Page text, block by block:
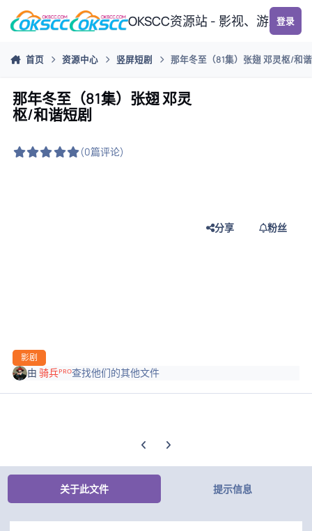
跳转到帖子
OKSCC资源站 - 影视、游戏、
登录
首页 资源中心 竖屏短剧 那年冬至（81集）张翅 邓灵枢/和
那年冬至（81集）张翅 邓灵
枢/和谐短剧
(0篇评论)
影剧
分享 粉丝
由骑兵ᴾᴿᴼ查找他们的其他文件
上一张轮播幻灯片
下一张轮播幻灯片
关于此文件 提示信息